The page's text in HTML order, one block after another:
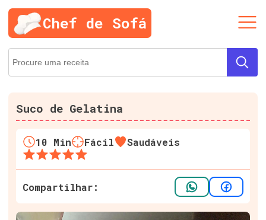
Chef de Sofá
Suco de Gelatina
10 Min Fácil Saudáveis
Compartilhar: